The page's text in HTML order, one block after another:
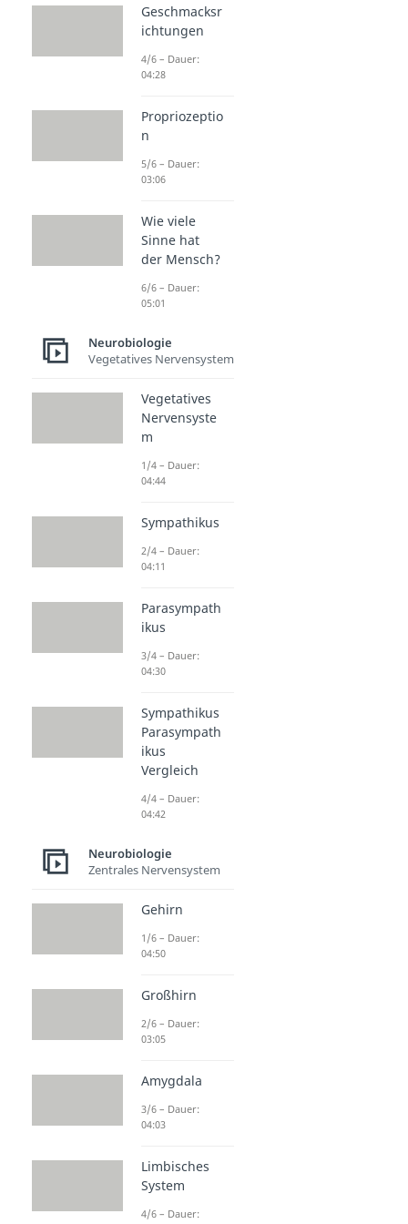
Geschmacksr
ichtungen
4/6 – Dauer:
04:28
Propriozeptio
n
5/6 – Dauer:
03:06
Wie viele
Sinne hat
der Mensch?
6/6 – Dauer:
05:01
Neurobiologie
Vegetatives Nervensystem
Vegetatives
Nervensyste
m
1/4 – Dauer:
04:44
Sympathikus
2/4 – Dauer:
04:11
Parasympath
ikus
3/4 – Dauer:
04:30
Sympathikus
Parasympath
ikus
Vergleich
4/4 – Dauer:
04:42
Neurobiologie
Zentrales Nervensystem
Gehirn
1/6 – Dauer:
04:50
Großhirn
2/6 – Dauer:
03:05
Amygdala
3/6 – Dauer:
04:03
Limbisches
System
4/6 – Dauer: